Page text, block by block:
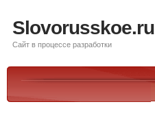
Slovorusskoe.ru
Сайт в процессе разработки